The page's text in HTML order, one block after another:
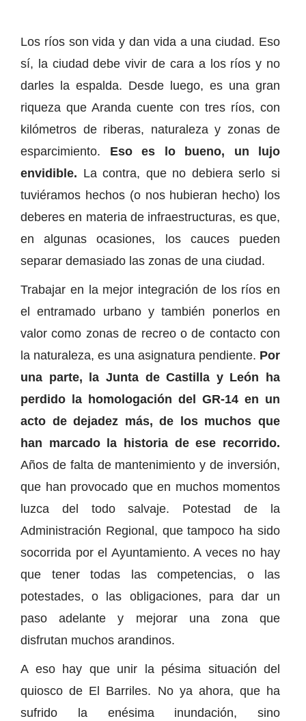
Los ríos son vida y dan vida a una ciudad. Eso
sí, la ciudad debe vivir de cara a los ríos y no
darles la espalda. Desde luego, es una gran
riqueza que Aranda cuente con tres ríos, con
kilómetros de riberas, naturaleza y zonas de
esparcimiento. Eso es lo bueno, un lujo
envidible. La contra, que no debiera serlo si
tuviéramos hechos (o nos hubieran hecho) los
deberes en materia de infraestructuras, es que,
en algunas ocasiones, los cauces pueden
separar demasiado las zonas de una ciudad.
Trabajar en la mejor integración de los ríos en
el entramado urbano y también ponerlos en
valor como zonas de recreo o de contacto con
la naturaleza, es una asignatura pendiente. Por
una parte, la Junta de Castilla y León ha
perdido la homologación del GR-14 en un
acto de dejadez más, de los muchos que
han marcado la historia de ese recorrido.
Años de falta de mantenimiento y de inversión,
que han provocado que en muchos momentos
luzca del todo salvaje. Potestad de la
Administración Regional, que tampoco ha sido
socorrida por el Ayuntamiento. A veces no hay
que tener todas las competencias, o las
potestades, o las obligaciones, para dar un
paso adelante y mejorar una zona que
disfrutan muchos arandinos.
A eso hay que unir la pésima situación del
quiosco de El Barriles. No ya ahora, que ha
sufrido la enésima inundación, sino